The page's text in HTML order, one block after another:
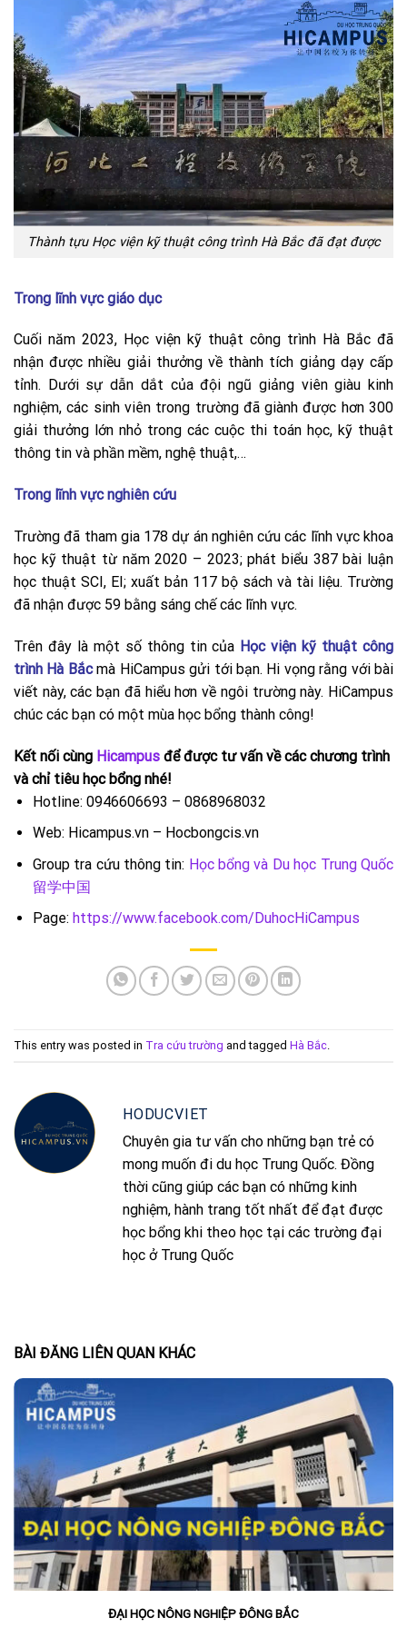
Thành tựu Học viện kỹ thuật công trình Hà Bắc đã đạt được
Trong lĩnh vực giáo dục
Cuối năm 2023, Học viện kỹ thuật công trình Hà Bắc đã
nhận được nhiều giải thưởng về thành tích giảng dạy cấp
tỉnh. Dưới sự dẫn dắt của đội ngũ giảng viên giàu kinh
nghiệm, các sinh viên trong trường đã giành được hơn 300
giải thưởng lớn nhỏ trong các cuộc thi toán học, kỹ thuật
thông tin và phần mềm, nghệ thuật,…
Trong lĩnh vực nghiên cứu
Trường đã tham gia 178 dự án nghiên cứu các lĩnh vực khoa
học kỹ thuật từ năm 2020 – 2023; phát biểu 387 bài luận
học thuật SCI, EI; xuất bản 117 bộ sách và tài liệu. Trường
đã nhận được 59 bằng sáng chế các lĩnh vực.
Trên đây là một số thông tin của Học viện kỹ thuật công
trình Hà Bắcmà HiCampus gửi tới bạn. Hi vọng rằng với bài
viết này, các bạn đã hiểu hơn về ngôi trường này. HiCampus
chúc các bạn có một mùa học bổng thành công!
Kết nối cùng Hicampus để được tư vấn về các chương trình
và chỉ tiêu học bổng nhé!
Hotline: 0946606693 – 0868968032
Web: Hicampus.vn – Hocbongcis.vn
Group tra cứu thông tin: Học bổng và Du học Trung Quốc
留学中国
Page: https://www.facebook.com/DuhocHiCampus
This entry was posted in Tra cứu trường and tagged Hà Bắc
HODUCVIET
Chuyên gia tư vấn cho những bạn trẻ có
mong muốn đi du học Trung Quốc. Đồng
thời cũng giúp các bạn có những kinh
nghiệm, hành trang tốt nhất để đạt được
học bổng khi theo học tại các trường đại
học ở Trung Quốc
BÀI ĐĂNG LIÊN QUAN KHÁC
ĐẠI HỌC NÔNG NGHIỆP ĐÔNG BẮC